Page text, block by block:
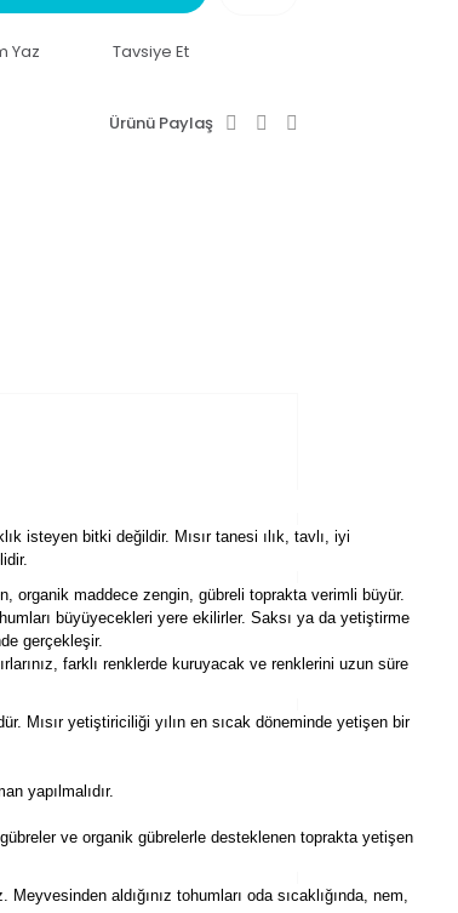
Yaz Tavsiye Et
Ürünü Paylaş
isteyen bitki değildir. Mısır tanesi ılık, tavlı, iyi
organik maddece zengin, gübreli toprakta verimli büyür.
büyüyecekleri yere ekilirler. Saksı ya da yetiştirme
gerçekleşir.
farklı renklerde kuruyacak ve renklerini uzun süre
Mısır yetiştiriciliği yılın en sıcak döneminde yetişen bir
yapılmalıdır.
ve organik gübrelerle desteklenen toprakta yetişen
aldığınız tohumları oda sıcaklığında, nem,